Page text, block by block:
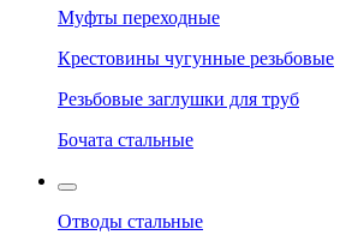
Муфты переходные
Крестовины чугунные резьбовые
Резьбовые заглушки для труб
Бочата стальные
Отводы стальные